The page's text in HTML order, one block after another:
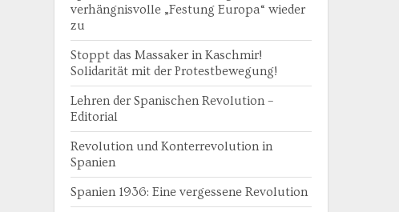
verhängnisvolle „Festung Europa“ wieder
zu
Stoppt das Massaker in Kaschmir!
Solidarität mit der Protestbewegung!
Lehren der Spanischen Revolution –
Editorial
Revolution und Konterrevolution in
Spanien
Spanien 1936: Eine vergessene Revolution